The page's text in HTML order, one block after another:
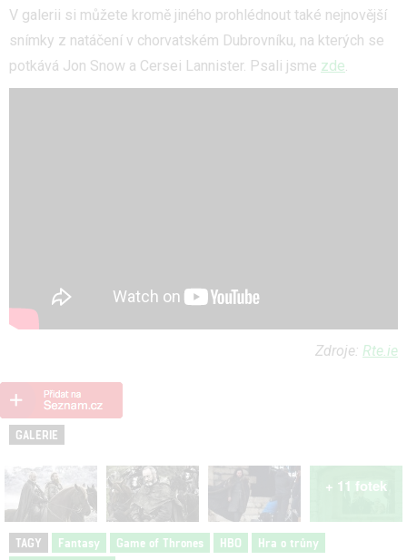
V galerii si můžete kromě jiného prohlédnout také nejnovější
snímky z natáčení v chorvatském Dubrovníku, na kterých se
potkává Jon Snow a Cersei Lannister. Psali jsme zde.
Zdroje: Rte.ie
GALERIE
+ 11 fotek
TAGY Fantasy Game of Thrones HBO
Hra o trůny